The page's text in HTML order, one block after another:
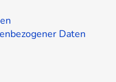
Daten